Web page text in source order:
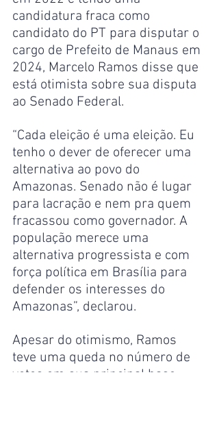
candidatura fraca como
candidato do PT para disputar o
cargo de Prefeito de Manaus em
2024, Marcelo Ramos disse que
está otimista sobre sua disputa
ao Senado Federal.
“Cada eleição é uma eleição. Eu
tenho o dever de oferecer uma
alternativa ao povo do
Amazonas. Senado não é lugar
para lacração e nem pra quem
fracassou como governador. A
população merece uma
alternativa progressista e com
força política em Brasília para
defender os interesses do
Amazonas”, declarou.
Apesar do otimismo, Ramos
teve uma queda no número de
votos em sua principal base